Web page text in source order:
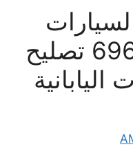
اليابانية 69622745 تصليح
اليابانية